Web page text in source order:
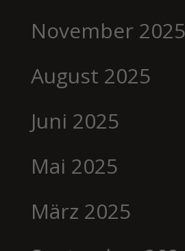
November 2025
August 2025
Juni 2025
Mai 2025
März 2025